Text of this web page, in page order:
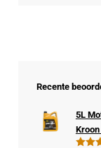
Recente
5L